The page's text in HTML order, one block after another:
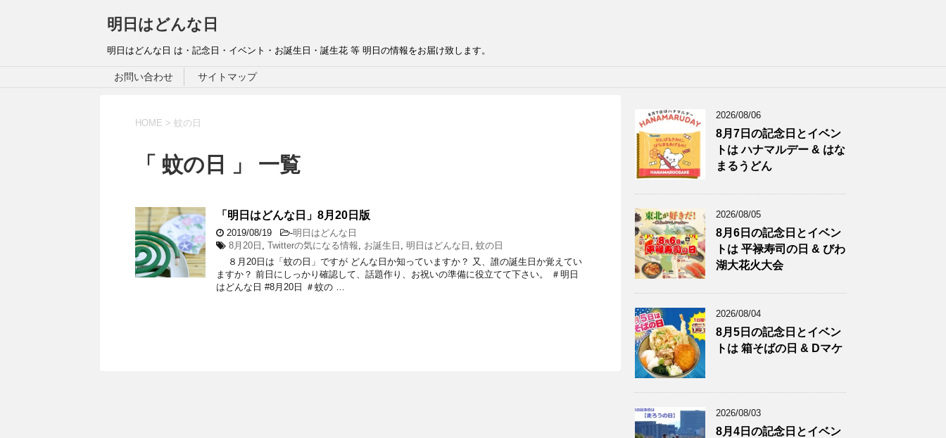
明日はどんな日
明日はどんな日 は・記念日・イベント・お誕生日・誕生花 等 明日の情報をお届け致します。
お問い合わせ サイトマップ
HOME > 蚊の日
「 蚊の日 」 一覧
「明日はどんな日」8月20日版
2019/08/19 -明日はどんな日
8月20日 , Twitterの気になる情報, お誕生日 , 明日はどんな日 , 蚊の日
８月20日は「蚊の日」ですが どんな日か知っていますか？ 又、誰の誕生日か覚えてい
ますか？ 前日にしっかり確認して、話題作り、お祝いの準備に役立てて下さい。 ＃明日
はどんな日 #8月20日 ＃蚊の …
2026/08/06
8月7日の記念日とイベン
トは ハナマルデー & はな
まるうどん
2026/08/05
8月6日の記念日とイベン
トは 平禄寿司の日 & びわ
湖大花火大会
2026/08/04
8月5日の記念日とイベン
トは 箱そばの日 & Dマケ
2026/08/03
8月4日の記念日とイベン